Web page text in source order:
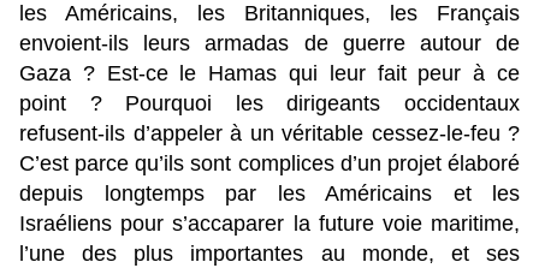
les Américains, les Britanniques, les Français
envoient-ils leurs armadas de guerre autour de
Gaza ? Est-ce le Hamas qui leur fait peur à ce
point ? Pourquoi les dirigeants occidentaux
refusent-ils d’appeler à un véritable cessez-le-feu ?
C’est parce qu’ils sont complices d’un projet élaboré
depuis longtemps par les Américains et les
Israéliens pour s’accaparer la future voie maritime,
l’une des plus importantes au monde, et ses